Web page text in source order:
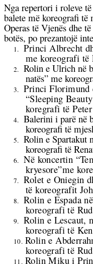
Nga repertori i roleve
balete më koreografi
Operas të Vjenës dhe
botës, po prezantojë
1. Princi Albrecht
me koreografi të
2. Rolin e Ulrich në
natës” me
3. Princi Florimund
“Sleeping Beauty
koregrafi të
4. Balerini i parë në
koreografi të
5. Rolin e Spartakut
koreografi të
6. Në koncertin
kryesore”me
7. Rolet e Oniegin
të koreografit
8. Rolin e Espada
koreografi të
9. Rolin e Lescaut,
koreografi të
10. Rolin e
koreografi të
11. Rolin Miku i